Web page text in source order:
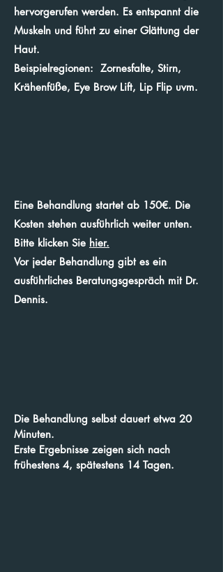
hervorgerufen werden. Es entspannt die
Muskeln und führt zu einer Glättung der
Haut.
Beispielregionen: Zornesfalte, Stirn,
Krähenfüße, Eye Brow Lift, Lip Flip uvm.
Eine Behandlung startet ab 150€. Die
Kosten stehen ausführlich weiter unten.
Bitte klicken Sie hier.
Vor jeder Behandlung gibt es ein
ausführliches Beratungsgespräch mit Dr.
Dennis.
Die Behandlung selbst dauert etwa 20
Minuten.​
Erste Ergebnisse zeigen sich nach
frühestens 4, spätestens 14 Tagen.